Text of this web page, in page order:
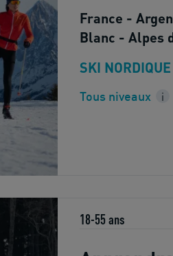
France -
Blanc - Alpes
SKI NORDIQUE
Tous niveaux i
18-55 ans